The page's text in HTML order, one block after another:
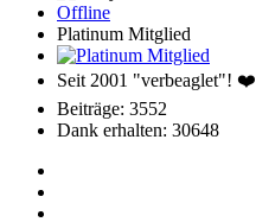
Offline
Platinum Mitglied
Seit 2001 "verbeaglet"! ❤️
Beiträge: 3552
Dank erhalten: 30648